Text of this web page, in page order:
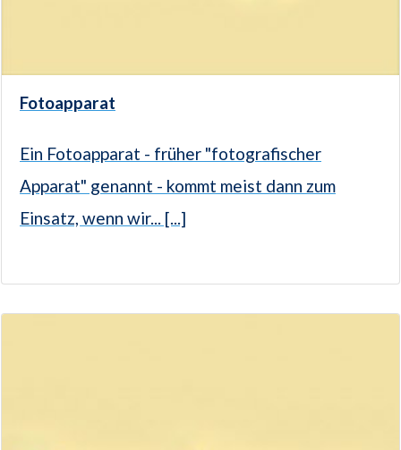
Fotoapparat
Ein Fotoapparat - früher "fotografischer
Apparat" genannt - kommt meist dann zum
Einsatz, wenn wir... [...]